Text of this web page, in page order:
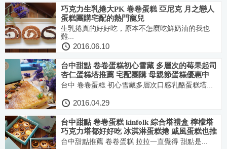
巧克力生乳捲大PK 卷卷蛋糕 亞尼克 月之戀人
蛋糕團購宅配的熱門寵兒
生乳捲真的好好吃，原本不怎麼吃鮮奶油的我也
難...
2016.06.10
台中甜點 卷卷蛋糕初心雪藏 多層次的莓果起司
杏仁蛋糕塔推薦 宅配團購 母親節蛋糕優惠中
台中 卷卷蛋糕 初心雪藏多層次口感乳酪蛋糕塔...
2016.04.29
台中甜點 卷卷蛋糕 kinfolk 綜合塔禮盒 檸檬塔
巧克力塔都好好吃 冰淇淋蛋糕捲 戚風蛋糕也推
薦 快來抽獎喔!
台中甜點推薦 卷卷蛋糕 拉拉一直覺得 甜點是...